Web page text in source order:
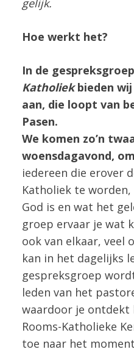
Hoe werkt het?
In de
Katholiekbieden
aan, die loopt van
Pasen.
We komen zo’n
woensdagavond,
iedereen die erover
Katholiek te
God is en wat het
groep ervaar je wat
ook van elkaar, veel
kan in het dagelijks
gespreksgroep
leden van het
waardoor je ontdekt
Rooms-Katholieke
toe naar het